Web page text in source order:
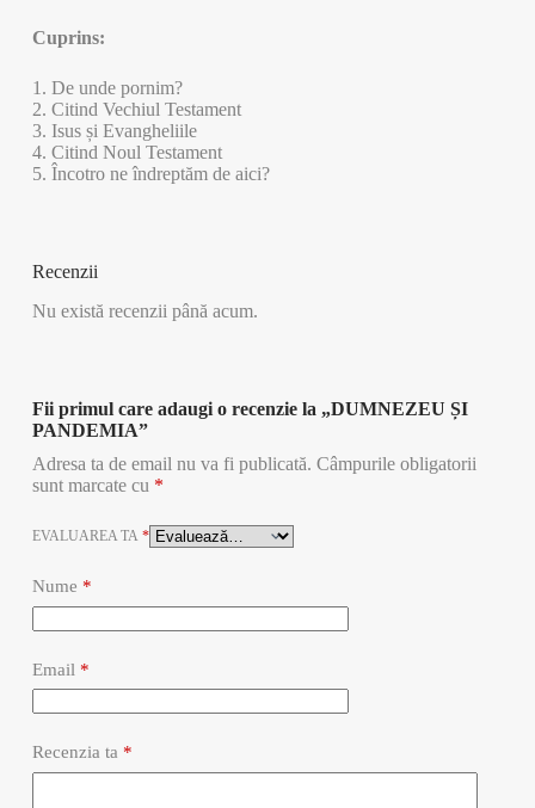
Cuprins:
1. De unde pornim?
2. Citind Vechiul Testament
3. Isus și Evangheliile
4. Citind Noul Testament
5. Încotro ne îndreptăm de aici?
Recenzii
Nu există recenzii până acum.
Fii primul care adaugi o recenzie la „DUMNEZEU ȘI
PANDEMIA”
Adresa ta de email nu va fi publicată. Câmpurile obligatorii
sunt marcate cu *
EVALUAREA TA *
Nume *
Email *
Recenzia ta *